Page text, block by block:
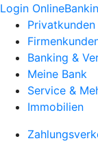
Login
Privatkunden
Banking &
Meine Bank
Service &
Immobilien